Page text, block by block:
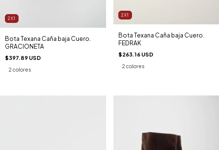
2X1
Bota Texana Caña baja Cuero.
GRACIONETA
$397.89 USD
2 colores
2X1
Bota Texana Caña baja Cuero.
FEDRAK
$263.16 USD
2 colores